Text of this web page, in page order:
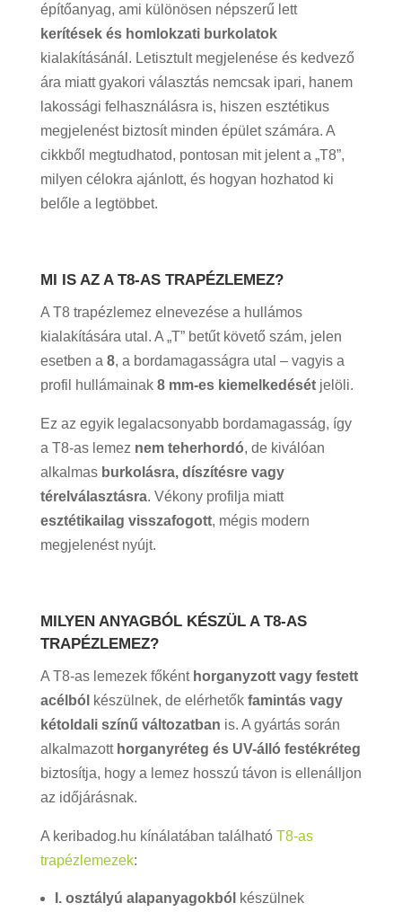
építőanyag, ami különösen népszerű lett
kerítések és homlokzati burkolatok
kialakításánál. Letisztult megjelenése és kedvező
ára miatt gyakori választás nemcsak ipari, hanem
lakossági felhasználásra is, hiszen esztétikus
megjelenést biztosít minden épület számára. A
cikkből megtudhatod, pontosan mit jelent a „T8”,
milyen célokra ajánlott, és hogyan hozhatod ki
belőle a legtöbbet.
MI IS AZ A T8-AS TRAPÉZLEMEZ?
A T8 trapézlemez elnevezése a hullámos
kialakítására utal. A „T” betűt követő szám, jelen
esetben a 8, a bordamagasságra utal – vagyis a
profil hullámainak 8 mm-es kiemelkedésétjelöli.
Ez az egyik legalacsonyabb bordamagasság, így
a T8-as lemez nem teherhordó, de kiválóan
alkalmas burkolásra, díszítésre vagy
térelválasztásra. Vékony profilja miatt
esztétikailag visszafogott, mégis modern
megjelenést nyújt.
MILYEN ANYAGBÓL KÉSZÜL A T8-AS
TRAPÉZLEMEZ?
A T8-as lemezek főként horganyzott vagy festett
acélból
készülnek, de elérhetők famintás vagy
kétoldali színű változatban is. A gyártás során
alkalmazott horganyréteg és UV-álló festékréteg
biztosítja, hogy a lemez hosszú távon is ellenálljon
az időjárásnak.
A keribadog.hu kínálatában található T8-as
trapézlemezek:
I. osztályú alapanyagokból
készülnek